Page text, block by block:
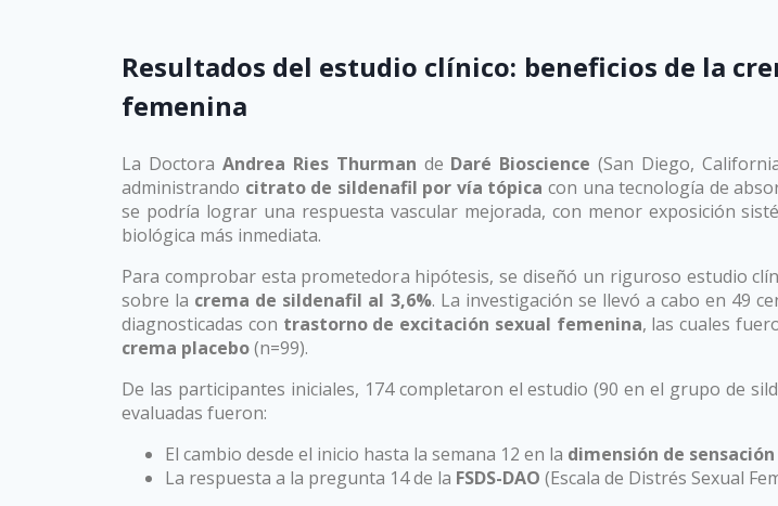
Resultados del estudio clínico: beneficios de la
femenina
La Doctora Andrea Ries Thurman de Daré Bioscience (San Diego,
administrando citrato de sildenafil por vía tópica con una tecnología de
se podría lograr una respuesta vascular mejorada, con menor exposición
biológica más inmediata.
Para comprobar esta prometedora hipótesis, se diseñó un riguroso estudio
sobre la crema de sildenafil al 3,6%. La investigación se llevó a cabo en 49
diagnosticadas con trastorno de excitación sexual femenina, las cuales
crema placebo(n=99).
De las participantes iniciales, 174 completaron el estudio (90 en el grupo de
evaluadas fueron:
El cambio desde el inicio hasta la semana 12 en la dimensión de
La respuesta a la pregunta 14 de la FSDS-DAO (Escala de Distrés Sexual